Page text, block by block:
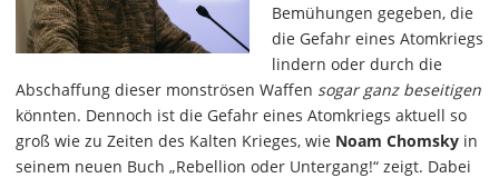
Bemühungen gegeben, die
die Gefahr eines Atomkriegs
lindern oder durch die
Abschaffung dieser monströsen Waffen sogar ganz beseitigen
könnten. Dennoch ist die Gefahr eines Atomkriegs aktuell so
groß wie zu Zeiten des Kalten Krieges, wie Noam Chomsky in
seinem neuen Buch „Rebellion oder Untergang!“ zeigt. Dabei